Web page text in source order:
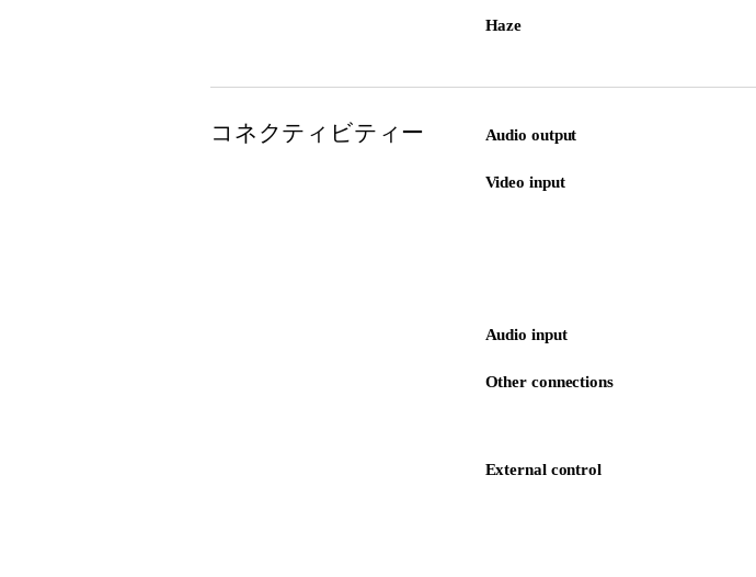
Haze
コネクティビティー Audio output
Video input
Audio input
Other connections
External control